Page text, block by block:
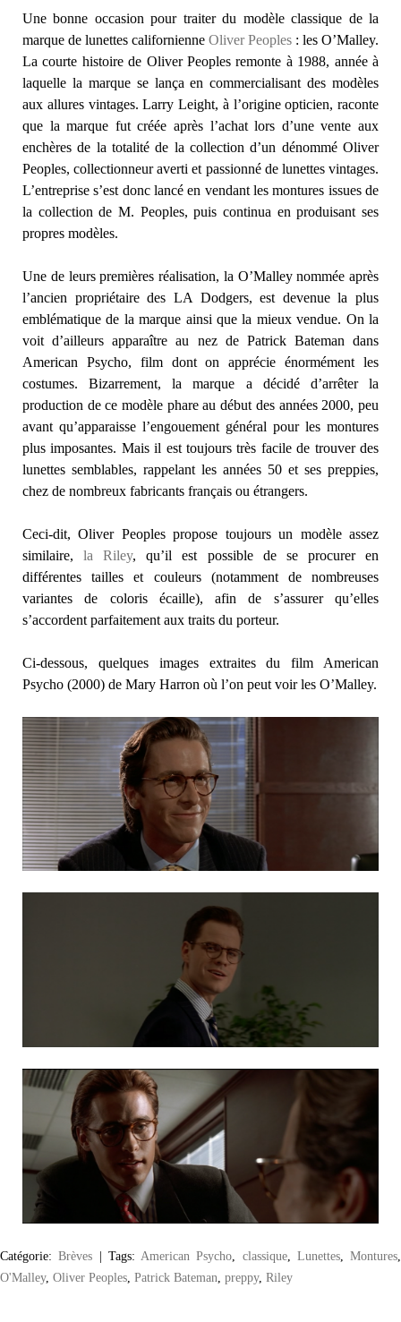
Une bonne occasion pour traiter du modèle classique de la
marque de lunettes californienne Oliver Peoples : les O’Malley.
La courte histoire de Oliver Peoples remonte à 1988, année à
laquelle la marque se lança en commercialisant des modèles
aux allures vintages. Larry Leight, à l’origine opticien, raconte
que la marque fut créée après l’achat lors d’une vente aux
enchères de la totalité de la collection d’un dénommé Oliver
Peoples, collectionneur averti et passionné de lunettes vintages.
L’entreprise s’est donc lancé en vendant les montures issues de
la collection de M. Peoples, puis continua en produisant ses
propres modèles.
Une de leurs premières réalisation, la O’Malley nommée après
l’ancien propriétaire des LA Dodgers, est devenue la plus
emblématique de la marque ainsi que la mieux vendue. On la
voit d’ailleurs apparaître au nez de Patrick Bateman dans
American Psycho, film dont on apprécie énormément les
costumes. Bizarrement, la marque a décidé d’arrêter la
production de ce modèle phare au début des années 2000, peu
avant qu’apparaisse l’engouement général pour les montures
plus imposantes. Mais il est toujours très facile de trouver des
lunettes semblables, rappelant les années 50 et ses preppies,
chez de nombreux fabricants français ou étrangers.
Ceci-dit, Oliver Peoples propose toujours un modèle assez
similaire,la Riley, qu’il est possible de se procurer en
différentes tailles et couleurs (notamment de nombreuses
variantes de coloris écaille), afin de s’assurer qu’elles
s’accordent parfaitement aux traits du porteur.
Ci-dessous, quelques images extraites du film American
Psycho (2000) de Mary Harron où l’on peut voir les O’Malley.
Catégorie:Brèves | Tags: American Psycho, classique, Lunettes, Montures,
O'Malley, Oliver Peoples, Patrick Bateman, preppy, Riley